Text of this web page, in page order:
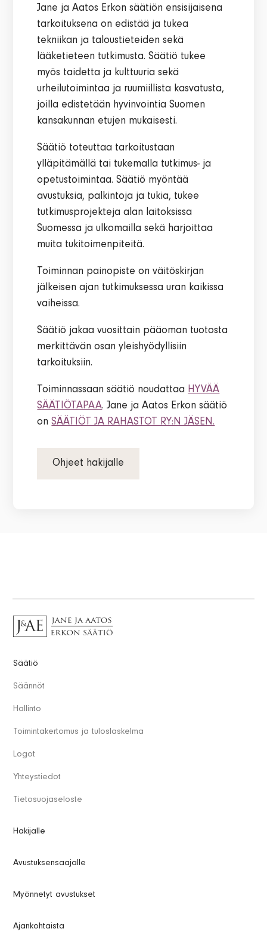
Jane ja Aatos Erkon säätiön ensisijaisena
tarkoituksena on edistää ja tukea
tekniikan ja taloustieteiden sekä
lääketieteen tutkimusta. Säätiö tukee
myös taidetta ja kulttuuria sekä
urheilutoimintaa ja ruumiillista kasvatusta,
joilla edistetään hyvinvointia Suomen
kansakunnan etujen mukaisesti.
Säätiö toteuttaa tarkoitustaan
ylläpitämällä tai tukemalla tutkimus- ja
opetustoimintaa. Säätiö myöntää
avustuksia, palkintoja ja tukia, tukee
tutkimusprojekteja alan laitoksissa
Suomessa ja ulkomailla sekä harjoittaa
muita tukitoimenpiteitä.
Toiminnan painopiste on väitöskirjan
jälkeisen ajan tutkimuksessa uran kaikissa
vaiheissa.
Säätiö jakaa vuosittain pääoman tuotosta
merkittävän osan yleishyödyllisiin
tarkoituksiin.
Toiminnassaan säätiö noudattaaHYVÄÄ
SÄÄTIÖTAPAA. Jane ja Aatos Erkon säätiö
onSÄÄTIÖT JA RAHASTOT RY:N JÄSEN.
Ohjeet hakijalle
Säätiö
Säännöt
Hallinto
Toimintakertomus ja tuloslaskelma
Logot
Yhteystiedot
Tietosuojaseloste
Hakijalle
Avustuksensaajalle
Myönnetyt avustukset
Ajankohtaista